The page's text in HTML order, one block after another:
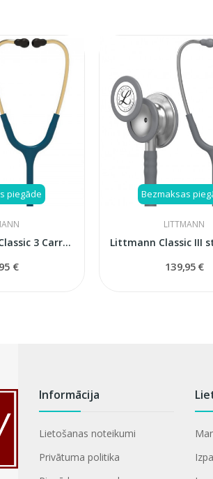
piegāde
Littmann 5807 Classic 3 Carribean blue stetoskops
€
Bezmaksas
LITTMANN
139,95 €
Informācija
Lietošanas noteikumi
Privātuma politika